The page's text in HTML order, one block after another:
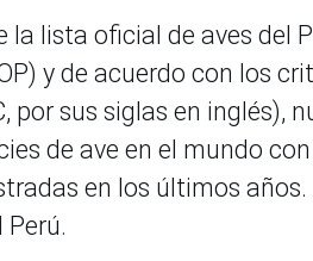
lista oficial de aves del
y de acuerdo con los
por sus siglas en inglés),
de ave en el mundo
en los últimos